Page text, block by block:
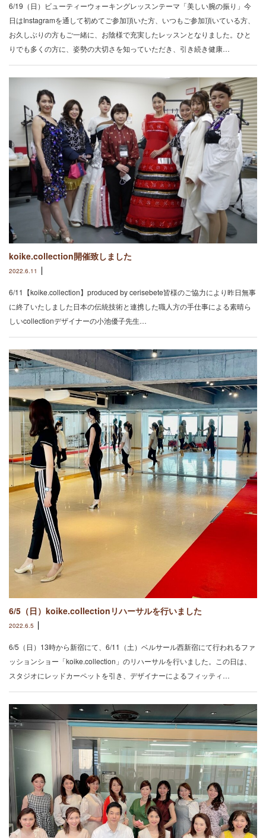
6/19（日）ビューティーウォーキングレッスンテーマ「美しい腕の振り」今
日はInstagramを通して初めてご参加頂いた方、いつもご参加頂いている方、
お久しぶりの方もご一緒に、お陰様で充実したレッスンとなりました。⁡ひと
りでも多くの方に、姿勢の大切さを知っていただき、引き続き健康…
koike.collection開催致しました
2022.6.11
6/11【koike.collection】produced by cerisebete皆様のご協力により昨日無事
に終了いたしました日本の伝統技術と連携した職人方の手仕事による素晴ら
しいcollection⁡デザイナーの小池優子先生…
6/5（日）koike.collectionリハーサルを行いました
2022.6.5
6/5（日）13時から新宿にて、6/11（土）ベルサール西新宿にて行われるファ
ッションショー「koike.collection」のリハーサルを行いました。この日は、
スタジオにレッドカーペットを引き、デザイナーによるフィッティ…